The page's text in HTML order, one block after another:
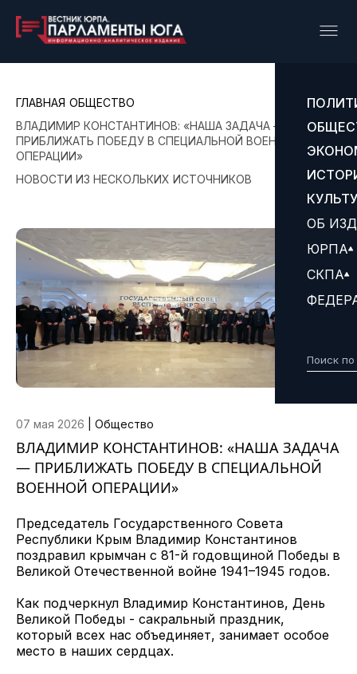
ОБ
ЮРПА
СКПА
ГЛАВНАЯ ОБЩЕСТВО
ВЛАДИМИР КОНСТАНТИНОВ: «НАША ЗАДАЧА —
ПРИБЛИЖАТЬ ПОБЕДУ В СПЕЦИАЛЬНОЙ ВОЕННОЙ
ОПЕРАЦИИ»
НОВОСТИ ИЗ НЕСКОЛЬКИХ ИСТОЧНИКОВ
07 мая 2026 Общество
ВЛАДИМИР КОНСТАНТИНОВ: «НАША ЗАДАЧА
— ПРИБЛИЖАТЬ ПОБЕДУ В СПЕЦИАЛЬНОЙ
ВОЕННОЙ ОПЕРАЦИИ»
Председатель Государственного Совета
Республики Крым Владимир Константинов
поздравил крымчан с 81-й годовщиной Победы в
Великой Отечественной войне 1941–1945 годов.
Как подчеркнул Владимир Константинов, День
Великой Победы - сакральный праздник,
который всех нас объединяет, занимает особое
место в наших сердцах.